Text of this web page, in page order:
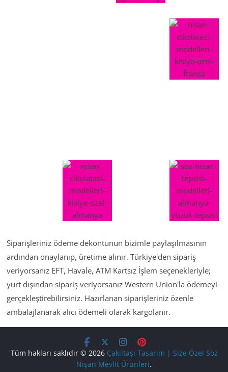
Siparişleriniz ödeme dekontunun bizimle paylaşılmasının
ardından onaylanıp, üretime alınır. Türkiye'den sipariş
veriyorsanız EFT, Havale, ATM Kartsız İşlem seçenekleriyle;
yurt dışından sipariş veriyorsanız Western Union'la ödemeyi
gerçekleştirebilirsiniz. Hazırlanan siparişleriniz özenle
ambalajlanarak alıcı ödemeli olarak kargolanır.
Tüm hakları saklıdır © 2026 Çakıltaşı Tasarım | Size Özel Söz
Nişan Mevlit Ürünleri.